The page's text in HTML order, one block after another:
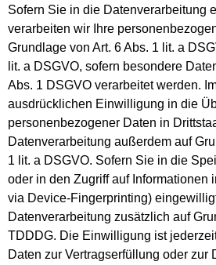
Sofern Sie in die Datenverarbeitung
verarbeiten wir Ihre
Grundlage von Art. 6 Abs. 1 lit. a
lit. a DSGVO, sofern besondere
Abs. 1 DSGVO verarbeitet werden.
ausdrücklichen Einwilligung in die
personenbezogener Daten in
Datenverarbeitung außerdem auf
1 lit. a DSGVO. Sofern Sie in die
oder in den Zugriff auf Informationen
via Device-Fingerprinting)
Datenverarbeitung zusätzlich auf
TDDDG. Die Einwilligung ist
Daten zur Vertragserfüllung oder zur